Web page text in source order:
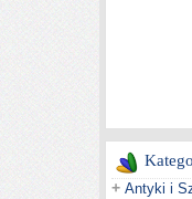
+ Antyki i